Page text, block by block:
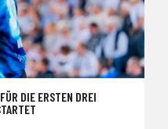
DIE ERSTEN DREI